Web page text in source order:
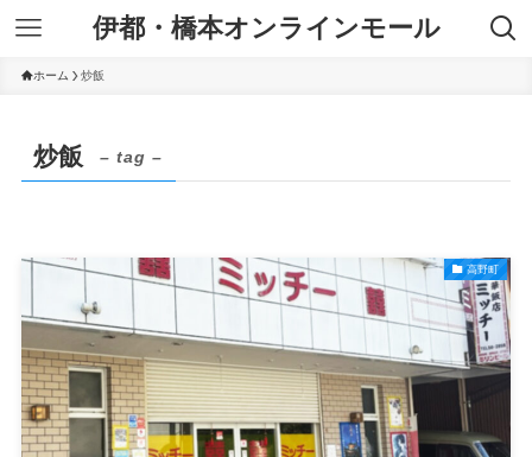
伊都・橋本オンラインモール
ホーム 炒飯
炒飯 – tag –
高野町